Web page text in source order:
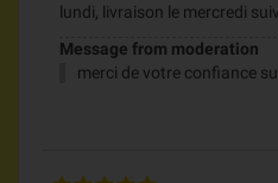
lundi, livraison le mercredi
Message from moderation
merci de votre confiance